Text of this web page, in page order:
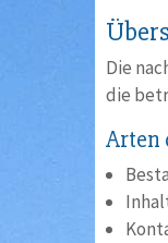
Die
die
Arten